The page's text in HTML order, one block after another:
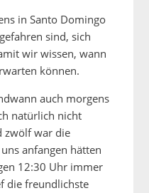
in Santo Domingo
sind, sich
wir wissen, wann
können.
auch morgens
natürlich nicht
zwölf war die
anfangen hätten
12:30 Uhr immer
die freundlichste